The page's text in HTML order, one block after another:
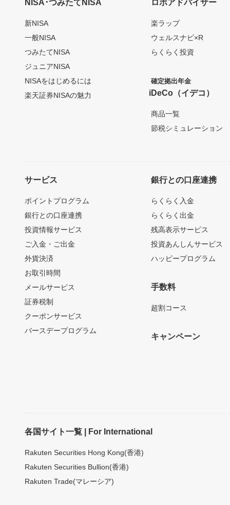
NISA･つみたてNISA
新NISA
一般NISA
つみたてNISA
ジュニアNISA
NISAをはじめるには
楽天証券NISAの魅力
ロボアドバイザー
楽ラップ
ウェルスナビ×R
らくらく投資
確定拠出年金
iDeCo（イデコ）
商品一覧
節税シミュレーション
サービス
ポイントプログラム
銀行との口座連携
投資情報サービス
ご入金・ご出金
外貨決済
お取引時間
メールサービス
証券税制
クーポンサービス
バースデープログラム
銀行との口座連携
らくらく入金
らくらく出金
残高表示サービス
投資あんしんサービス
ハッピープログラム
手数料
超割コース
キャンペーン
各国サイト一覧 | For International
Rakuten Securities Hong Kong(香港)
Rakuten Securities Bullion(香港)
Rakuten Trade(マレーシア)